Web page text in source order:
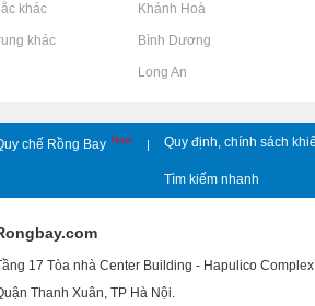
khác Rao vặt tại Khánh Hoà
khác Rao vặt tại Bình Dương
Rao vặt tại Long An
chế Rồng Bay New | Quy định, chính sách
Tìm kiếm nhanh
17 Tòa nhà Center Building - Hapulico
Thanh Xuân, TP Hà Nội.